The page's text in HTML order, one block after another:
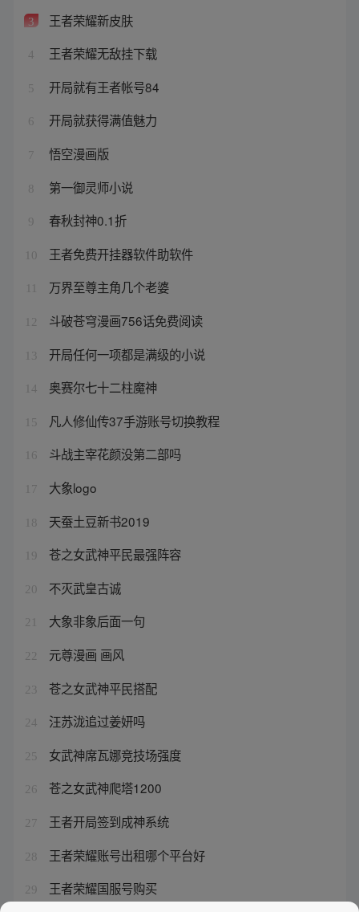
3 王者荣耀新皮肤
4 王者荣耀无敌挂下载
5 开局就有王者帐号84
6 开局就获得满值魅力
7 悟空漫画版
8 第一御灵师小说
9 春秋封神0.1折
10 王者免费开挂器软件助软件
万界至尊主角几个老婆
12 斗破苍穹漫画756话免费阅读
13 开局任何一项都是满级的小说
14 奥赛尔七十二柱魔神
15 凡人修仙传37手游账号切换教程
16 斗战主宰花颜没第二部吗
17 大象logo
18 天蚕土豆新书2019
19 苍之女武神平民最强阵容
20 不灭武皇古诚
21 大象非象后面一句
22 元尊漫画 画风
23 苍之女武神平民搭配
24 汪苏泷追过姜妍吗
25 女武神席瓦娜竞技场强度
26 苍之女武神爬塔1200
27 王者开局签到成神系统
28 王者荣耀账号出租哪个平台好
29 王者荣耀国服号购买